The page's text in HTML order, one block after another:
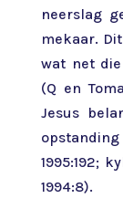
neerslag
mekaar.
wat net
(Q en
Jesus
opstanding
1995:192;
1994:8).